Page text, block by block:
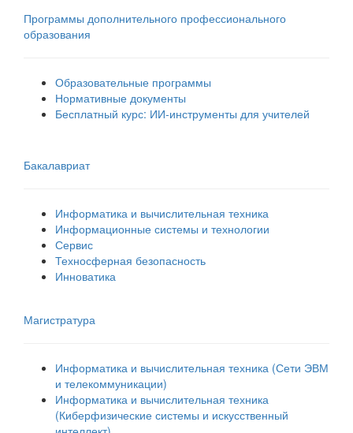
Программы дополнительного профессионального
образования
Образовательные программы
Нормативные документы
Бесплатный курс: ИИ‑инструменты для учителей
Бакалавриат
Информатика и вычислительная техника
Информационные системы и технологии
Сервис
Техносферная безопасность
Инноватика
Магистратура
Информатика и вычислительная техника (Сети ЭВМ
и телекоммуникации)
Информатика и вычислительная техника
(Киберфизические системы и искусственный